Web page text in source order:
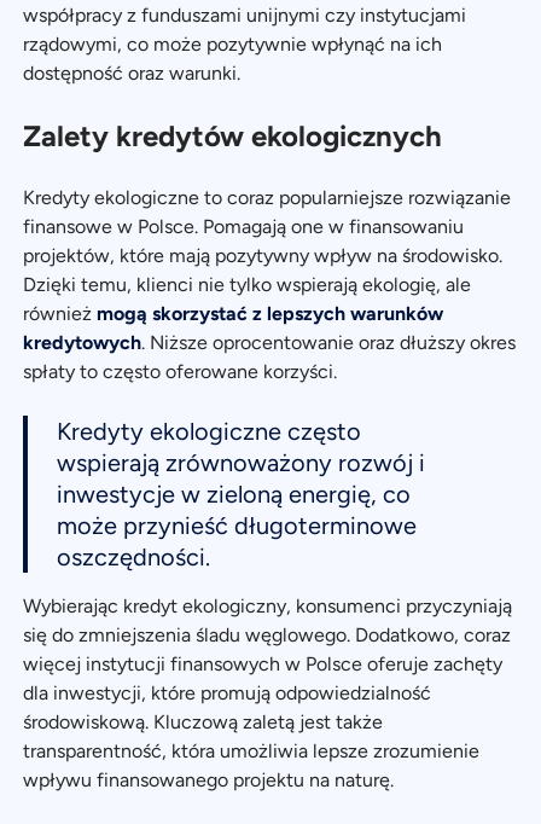
współpracy z funduszami unijnymi czy instytucjami
rządowymi, co może pozytywnie wpłynąć na ich
dostępność oraz warunki.
Zalety kredytów ekologicznych
Kredyty ekologiczne to coraz popularniejsze rozwiązanie
finansowe w Polsce. Pomagają one w finansowaniu
projektów, które mają pozytywny wpływ na środowisko.
Dzięki temu, klienci nie tylko wspierają ekologię, ale
również mogą skorzystać z lepszych warunków
kredytowych. Niższe oprocentowanie oraz dłuższy okres
spłaty to często oferowane korzyści.
Kredyty ekologiczne często
wspierają zrównoważony rozwój i
inwestycje w zieloną energię, co
może przynieść długoterminowe
oszczędności.
Wybierając kredyt ekologiczny, konsumenci przyczyniają
się do zmniejszenia śladu węglowego. Dodatkowo, coraz
więcej instytucji finansowych w Polsce oferuje zachęty
dla inwestycji, które promują odpowiedzialność
środowiskową. Kluczową zaletą jest także
transparentność, która umożliwia lepsze zrozumienie
wpływu finansowanego projektu na naturę.